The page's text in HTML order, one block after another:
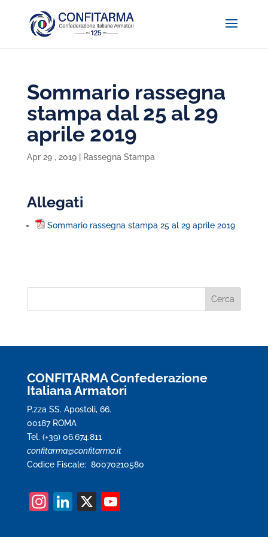
Sommario rassegna
stampa dal 25 al 29
aprile 2019
Apr 29 , 2019| Rassegna Stampa
Allegati
Sommario rassegna stampa 25 al 29 aprile 2019
CONFITARMA Confederazione
Italiana Armatori
P.zza SS. Apostoli, 66.
00187 ROMA
Tel. (+39) 06.674.811
confitarma@confitarma.it
Codice Fiscale: 80070210580
In Li X Y